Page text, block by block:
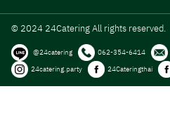
© 2024 24Catering All rights reserved.
@24catering 062-354-6414
24catering.party
24Cateringthai